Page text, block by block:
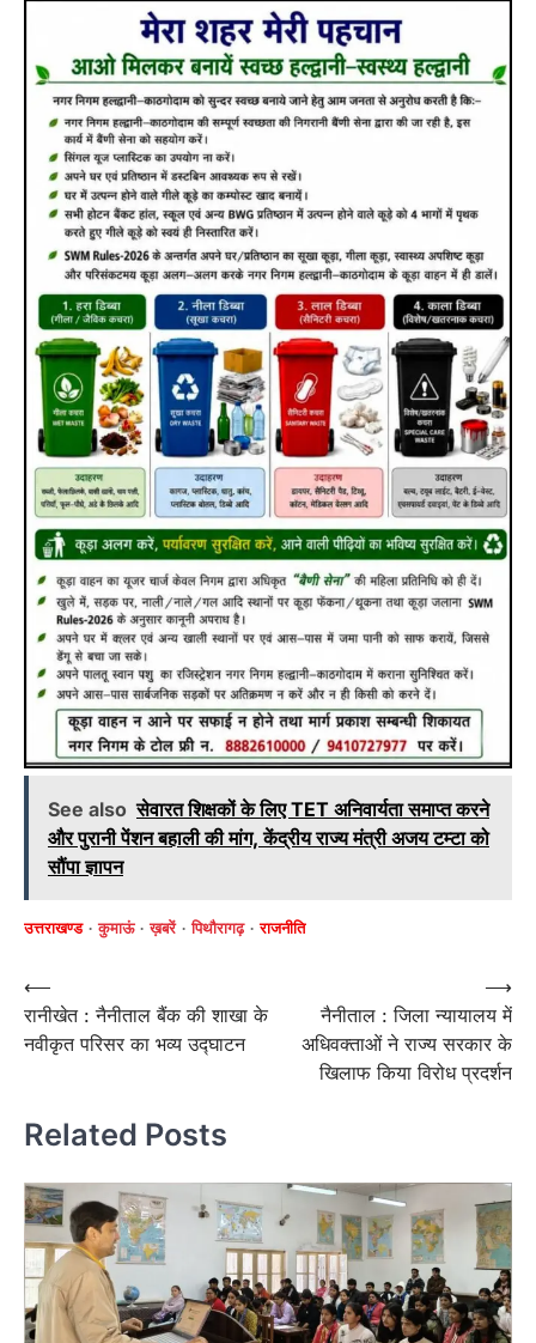
See also सेवारत शिक्षकों के लिए TET अनिवार्यता समाप्त करने
और पुरानी पेंशन बहाली की मांग, केंद्रीय राज्य मंत्री अजय टम्टा को
सौंपा ज्ञापन
उत्तराखण्ड कुमाऊं ख़बरें पिथौरागढ़ राजनीति
Post
navigation
⟵
रानीखेत : नैनीताल बैंक की शाखा के
नवीकृत परिसर का भव्य उद्घाटन
नैनीताल : जिला न्यायालय में
अधिवक्ताओं ने राज्य सरकार के
खिलाफ किया विरोध प्रदर्शन
⟶
Related Posts